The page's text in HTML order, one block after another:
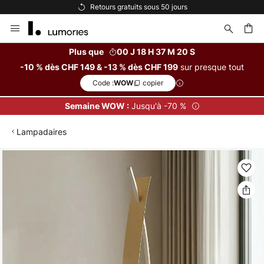
Allez
au
Plus que
00 J 18 H 37 M 19 S
-10 % dès CHF 149 & -13 % dès CHF 199 sur presque tout
Code :WOW copier
Semaine WOW :Jusqu'à -70 %
Lampadaires